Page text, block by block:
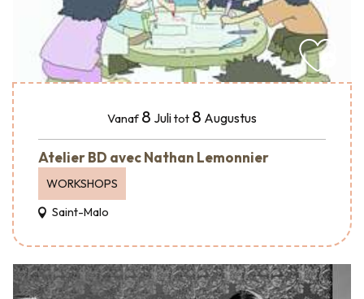
Vanaf 8 Julitot 8 Augustus
Atelier BD avec Nathan Lemonnier
WORKSHOPS
Saint-Malo